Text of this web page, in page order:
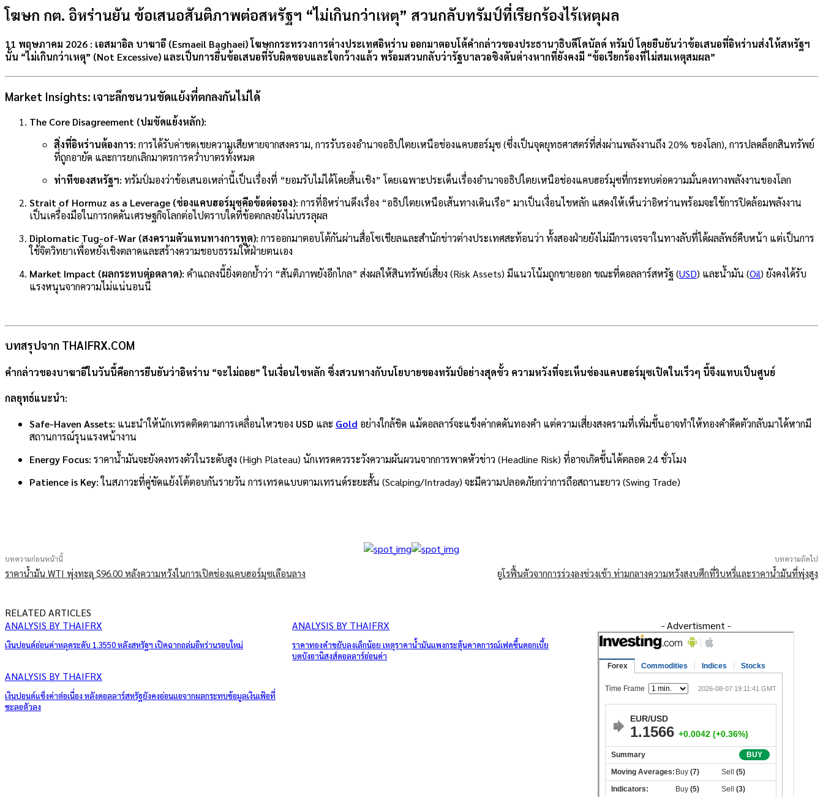
โฆษก กต. อิหร่านยัน ข้อเสนอสันติภาพต่อสหรัฐฯ “ไม่เกินกว่าเหตุ” สวนกลับทรัมป์ที่เรียกร้องไร้เหตุผล
11 พฤษภาคม 2026 : เอสมาอิล บาฆาอี (Esmaeil Baghaei) โฆษกกระทรวงการต่างประเทศอิหร่าน ออกมาตอบโต้คำกล่าวของประธานาธิบดีโดนัลด์ ทรัมป์ โดยยืนยันว่าข้อเสนอที่อิหร่านส่งให้สหรัฐฯ
นั้น “ไม่เกินกว่าเหตุ” (Not Excessive) และเป็นการยื่นข้อเสนอที่รับผิดชอบและใจกว้างแล้ว พร้อมสวนกลับว่ารัฐบาลวอชิงตันต่างหากที่ยังคงมี “ข้อเรียกร้องที่ไม่สมเหตุสมผล”
Market Insights: เจาะลึกชนวนขัดแย้งที่ตกลงกันไม่ได้
The Core Disagreement (ปมขัดแย้งหลัก):
สิ่งที่อิหร่านต้องการ: การได้รับค่าชดเชยความเสียหายจากสงคราม, การรับรองอำนาจอธิปไตยเหนือช่องแคบฮอร์มุซ (ซึ่งเป็นจุดยุทธศาสตร์ที่ส่งผ่านพลังงานถึง 20% ของโลก), การปลดล็อกสินทรัพย์
ที่ถูกอายัด และการยกเลิกมาตรการคว่ำบาตรทั้งหมด
ท่าทีของสหรัฐฯ: ทรัมป์มองว่าข้อเสนอเหล่านี้เป็นเรื่องที่ “ยอมรับไม่ได้โดยสิ้นเชิง” โดยเฉพาะประเด็นเรื่องอำนาจอธิปไตยเหนือช่องแคบฮอร์มุซที่กระทบต่อความมั่นคงทางพลังงานของโลก
Strait of Hormuz as a Leverage (ช่องแคบฮอร์มุซคือข้อต่อรอง): การที่อิหร่านดึงเรื่อง “อธิปไตยเหนือเส้นทางเดินเรือ” มาเป็นเงื่อนไขหลัก แสดงให้เห็นว่าอิหร่านพร้อมจะใช้การปิดล้อมพลังงาน
เป็นเครื่องมือในการกดดันเศรษฐกิจโลกต่อไปตราบใดที่ข้อตกลงยังไม่บรรลุผล
Diplomatic Tug-of-War (สงครามตัวแทนทางการทูต): การออกมาตอบโต้กันผ่านสื่อโซเชียลและสำนักข่าวต่างประเทศสะท้อนว่า ทั้งสองฝ่ายยังไม่มีการเจรจาในทางลับที่ได้ผลลัพธ์คืบหน้า แต่เป็นการ
ใช้จิตวิทยาเพื่อหยั่งเชิงตลาดและสร้างความชอบธรรมให้ฝ่ายตนเอง
Market Impact (ผลกระทบต่อตลาด): คำแถลงนี้ยิ่งตอกย้ำว่า “สันติภาพยังอีกไกล” ส่งผลให้สินทรัพย์เสี่ยง (Risk Assets) มีแนวโน้มถูกขายออก ขณะที่ดอลลาร์สหรัฐ (USD) และน้ำมัน (Oil) ยังคงได้รับ
แรงหนุนจากความไม่แน่นอนนี้
บทสรุปจาก THAIFRX.COM
คำกล่าวของบาฆาอีในวันนี้คือการยืนยันว่าอิหร่าน “จะไม่ถอย”ในเงื่อนไขหลัก ซึ่งสวนทางกับนโยบายของทรัมป์อย่างสุดขั้ว ความหวังที่จะเห็นช่องแคบฮอร์มุซเปิดในเร็วๆ นี้จึงแทบเป็นศูนย์
กลยุทธ์แนะนำ:
Safe-Haven Assets: แนะนำให้นักเทรดติดตามการเคลื่อนไหวของ USD และ Gold อย่างใกล้ชิด แม้ดอลลาร์จะแข็งค่ากดดันทองคำ แต่ความเสี่ยงสงครามที่เพิ่มขึ้นอาจทำให้ทองคำดีดตัวกลับมาได้หากมี
สถานการณ์รุนแรงหน้างาน
Energy Focus: ราคาน้ำมันจะยังคงทรงตัวในระดับสูง (High Plateau) นักเทรดควรระวังความผันผวนจากการพาดหัวข่าว (Headline Risk) ที่อาจเกิดขึ้นได้ตลอด 24 ชั่วโมง
Patience is Key:ในสภาวะที่คู่ขัดแย้งโต้ตอบกันรายวัน การเทรดแบบตามเทรนด์ระยะสั้น (Scalping/Intraday) จะมีความปลอดภัยกว่าการถือสถานะยาว (Swing Trade)
บทความก่อนหน้านี้
ราคาน้ำมัน WTI พุ่งทะลุ $96.00 หลังความหวังในการเปิดช่องแคบฮอร์มุซเลือนลาง
บทความถัดไป
ยูโรฟื้นตัวจากการร่วงลงช่วงเช้า ท่ามกลางความหวังสงบศึกที่ริบหรี่และราคาน้ำมันที่พุ่งสูง
RELATED ARTICLES
ANALYSIS BY THAIFRX
เงินปอนด์อ่อนค่าหลุดระดับ 1.3550 หลังสหรัฐฯ เปิดฉากถล่มอิหร่านรอบใหม่
ANALYSIS BY THAIFRX
ราคาทองคำขยับลงเล็กน้อย เหตุราคาน้ำมันแพงกระตุ้นคาดการณ์เฟดขึ้นดอกเบี้ย
บดบังอานิสงส์ดอลลาร์อ่อนค่า
ANALYSIS BY THAIFRX
เงินปอนด์แข็งค่าต่อเนื่อง หลังดอลลาร์สหรัฐยังคงอ่อนแอจากผลกระทบข้อมูลเงินเฟ้อที่
ชะลอตัวลง
- Advertisment -